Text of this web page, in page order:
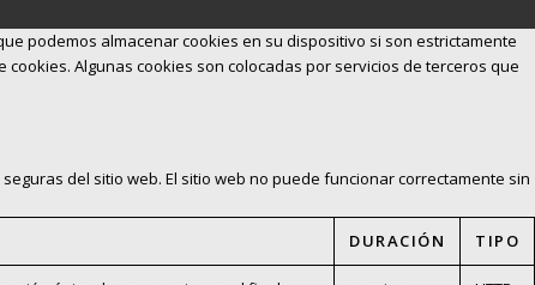
podemos almacenar cookies en su dispositivo si son estrictamente
Algunas cookies son colocadas por servicios de terceros que
del sitio web. El sitio web no puede funcionar correctamente sin
DURACIÓN TIPO